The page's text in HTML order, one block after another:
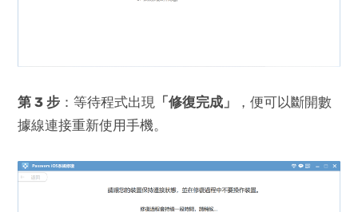
第 3 步 ：等待程式出現 「修復完成」
，便可以斷開數
據線連接重新使用手機。